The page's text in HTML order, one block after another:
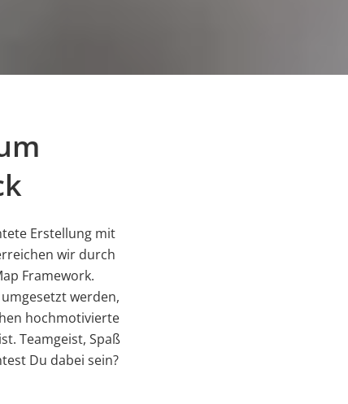
Erstellung mit
wir durch
Framework.
werden,
hochmotivierte
Teamgeist, Spaß
Du dabei sein?